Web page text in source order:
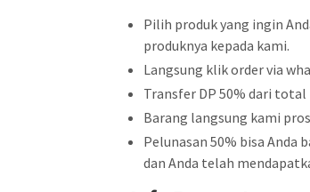
Pilih produk yang ingin
produknya kepada kami.
Langsung klik order via
Transfer DP 50% dari total
Barang langsung kami
Pelunasan 50% bisa Anda
dan Anda telah